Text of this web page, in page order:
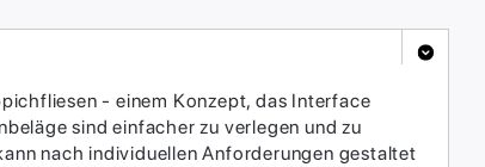
- einem Konzept, das Interface
sind einfacher zu verlegen und zu
nach individuellen Anforderungen gestaltet